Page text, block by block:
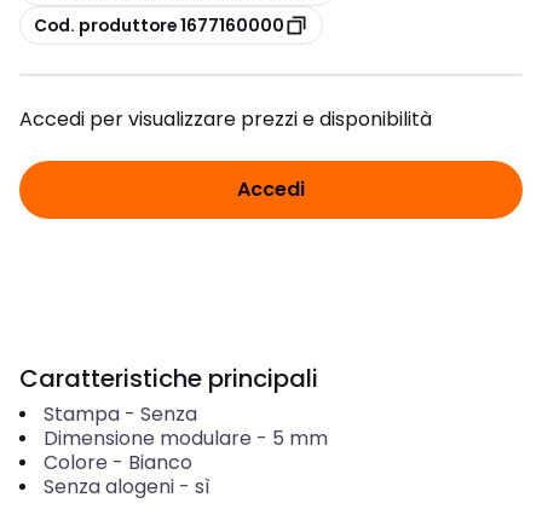
copia
Cod. produttore 1677160000
Accedi per visualizzare prezzi e disponibilità
Accedi
Caratteristiche principali
Stampa- Senza
Dimensione modulare - 5 mm
Colore - Bianco
Senza alogeni- sì